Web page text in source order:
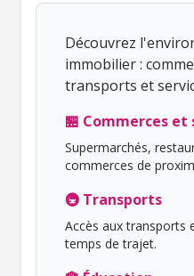
Découvrez
immobilier :
transports et
🏪 Commerces et
Supermarchés,
commerces de
🚇 Transports
Accès aux transports
temps de trajet.